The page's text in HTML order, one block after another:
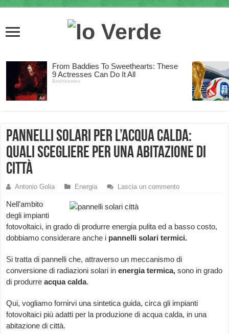
Pannelli solari per l’acqua calda:
quali scegliere per una abitazione di
città
Antonio Golia Energia Lascia un commento
Nell’ambito
degli impianti
fotovoltaici, in grado di produrre energia pulita ed a basso costo,
dobbiamo considerare anche i pannelli solari termici.
Si tratta di pannelli che, attraverso un meccanismo di
conversione di radiazioni solari inenergia termica, sono in grado
di produrreacqua calda.
Qui, vogliamo fornirvi una sintetica guida, circa gli impianti
fotovoltaici più adatti per la produzione di acqua calda, in una
abitazione di città.